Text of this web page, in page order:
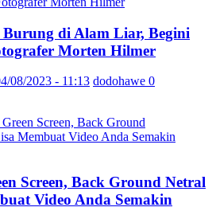
di Alam Liar, Begini
Morten Hilmer
08/2023 - 11:13 dodohawe 0
Screen, Back Ground Netral
Video Anda Semakin